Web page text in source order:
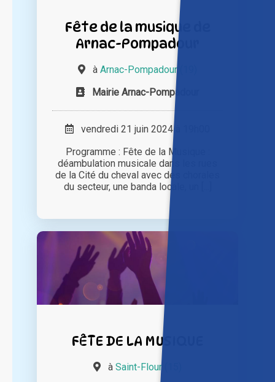
Fête de la musique de
Arnac-Pompadour
à Arnac-Pompadour (19)
Mairie Arnac-Pompadour
vendredi 21 juin 2024 à 19h00
Programme : Fête de la Musique :
déambulation musicale dans les rues
de la Cité du cheval avec des chorales
du secteur, une banda locale, un [...]
FÊTE DE LA MUSIQUE
à Saint-Flour (15)